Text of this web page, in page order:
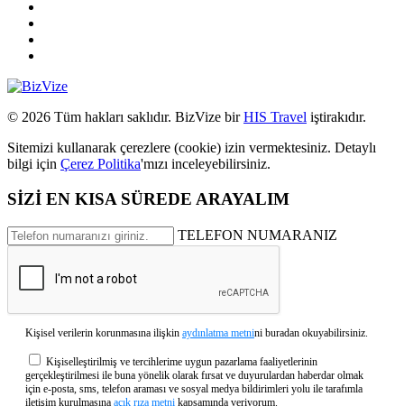
© 2026 Tüm hakları saklıdır. BizVize birHIS Travel iştirakıdır.
Sitemizi kullanarak çerezlere (cookie) izin vermektesiniz. Detaylı
bilgi için Çerez Politika'mızı inceleyebilirsiniz.
SİZİ EN KISA SÜREDE ARAYALIM
TELEFON NUMARANIZ
Kişisel verilerin korunmasına ilişkin aydınlatma metnini buradan okuyabilirsiniz.
Kişiselleştirilmiş ve tercihlerime uygun pazarlama faaliyetlerinin
gerçekleştirilmesi ile buna yönelik olarak fırsat ve duyurulardan haberdar olmak
için e-posta, sms, telefon araması ve sosyal medya bildirimleri yolu ile tarafımla
iletişim kurulmasına açık rıza metni kapsamında veriyorum.